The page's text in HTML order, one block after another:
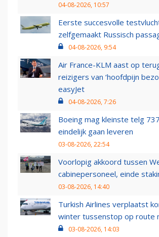
04-08-2026, 10:57
Eerste succesvolle
zelfgemaakt Russisch
04-08-2026, 9:54
Air France-KLM aast op
reizigers van ‘hoofdpijn
easyJet
04-08-2026, 7:26
Boeing mag kleinste telg
eindelijk gaan leveren
03-08-2026, 22:54
Voorlopig akkoord tussen
cabinepersoneel, einde
03-08-2026, 14:40
Turkish Airlines verplaatst
winter tussenstop op route
03-08-2026, 14:03